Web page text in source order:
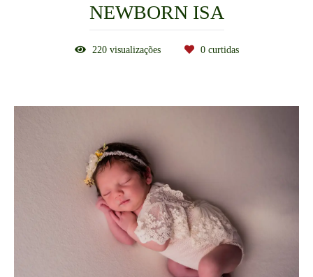
NEWBORN ISA
220visualizações 0curtidas